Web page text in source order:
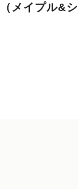
メイプル&シ